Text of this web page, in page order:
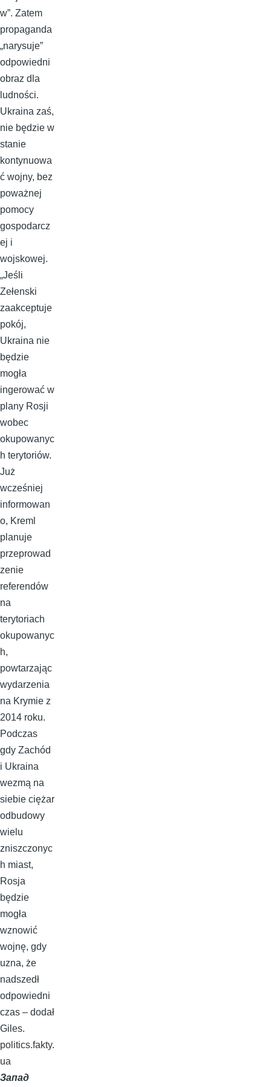
w”. Zatem
propaganda
„narysuje”
odpowiedni
obraz dla
ludności.
Ukraina zaś,
nie będzie w
stanie
kontynuowa
ć wojny, bez
poważnej
pomocy
gospodarcz
ej i
wojskowej.
„Jeśli
Zełenski
zaakceptuje
pokój,
Ukraina nie
będzie
mogła
ingerować w
plany Rosji
wobec
okupowanyc
h terytoriów.
Już
wcześniej
informowan
o, Kreml
planuje
przeprowad
zenie
referendów
na
terytoriach
okupowanyc
h,
powtarzając
wydarzenia
na Krymie z
2014 roku.
Podczas
gdy Zachód
i Ukraina
wezmą na
siebie ciężar
odbudowy
wielu
zniszczonyc
h miast,
Rosja
będzie
mogła
wznowić
wojnę, gdy
uzna, że ​​
nadszedł
odpowiedni
czas – dodał
Giles.
politics.fakty.
ua
Запад